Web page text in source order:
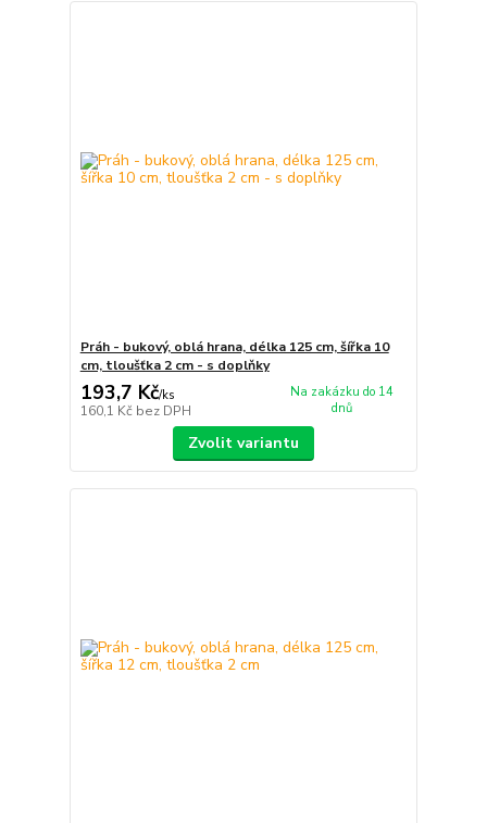
Práh - bukový, oblá hrana, délka 125 cm, šířka 10
cm, tloušťka 2 cm - s doplňky
193,7 Kč/ks
160,1 Kč bez DPH
Na zakázku do 14
dnů
Zvolit variantu